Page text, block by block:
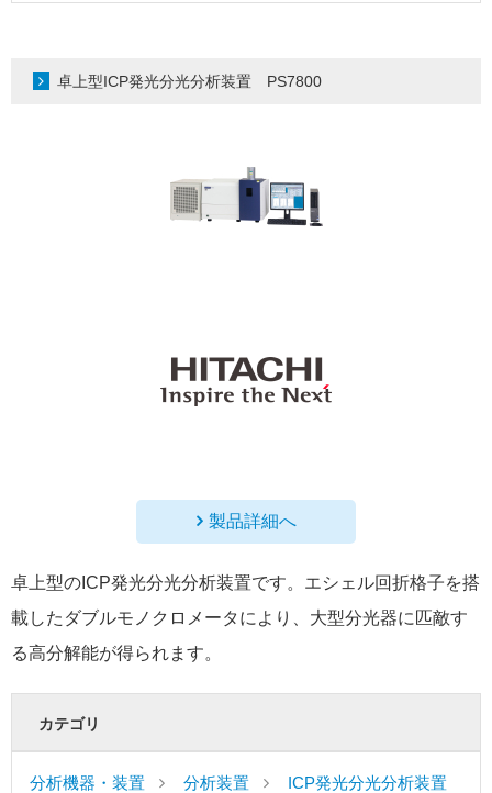
卓上型ICP発光分光分析装置 PS7800
製品詳細へ
卓上型のICP発光分光分析装置です。エシェル回折格子を搭
載したダブルモノクロメータにより、大型分光器に匹敵す
る高分解能が得られます。
カテゴリ
分析機器・装置 分析装置 ICP発光分光分析装置